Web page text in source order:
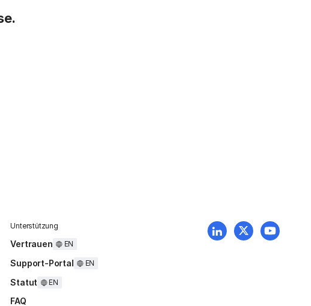
Unterstützung
Vertrauen EN
Support-Portal EN
Statut EN
FAQ